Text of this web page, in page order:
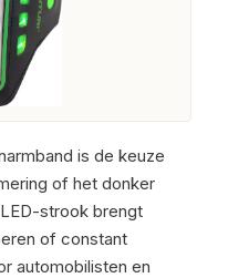
is de keuze
of het donker
strook brengt
of constant
automobilisten en